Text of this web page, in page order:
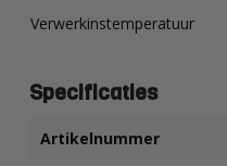
Verwerkinstemperatuur
Specificaties
Artikelnummer